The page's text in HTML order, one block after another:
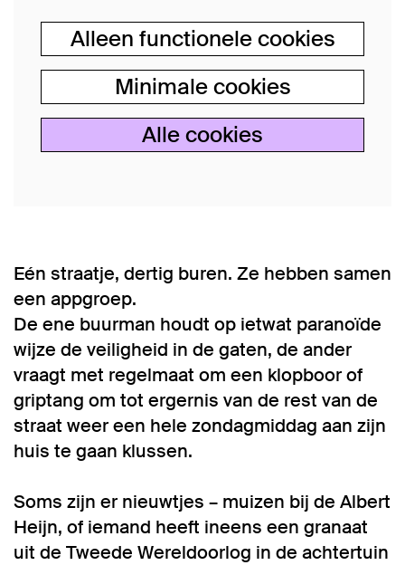
Alleen functionele cookies
Minimale cookies
Alle cookies
Eén straatje, dertig buren. Ze hebben samen
een appgroep.
De ene buurman houdt op ietwat paranoïde
wijze de veiligheid in de gaten, de ander
vraagt met regelmaat om een klopboor of
griptang om tot ergernis van de rest van de
straat weer een hele zondagmiddag aan zijn
huis te gaan klussen.
Soms zijn er nieuwtjes – muizen bij de Albert
Heijn, of iemand heeft ineens een granaat
uit de Tweede Wereldoorlog in de achtertuin